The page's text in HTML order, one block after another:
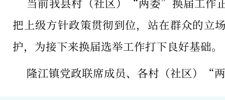
把上级方针政策贯彻到位，站在群众的立
护，为接下来换届选举工作打下良好基础。
隆江镇党政联席成员、各村（社区）“